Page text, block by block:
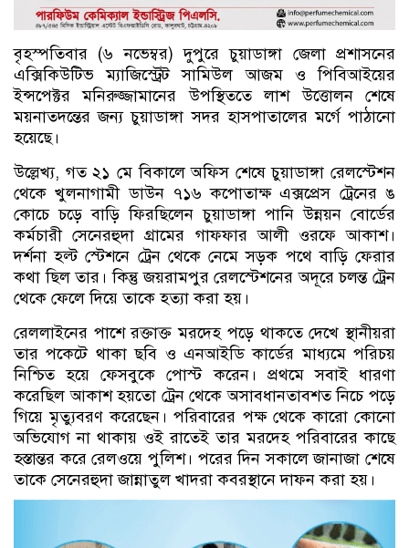
বৃহস্পতিবার (৬ নভেম্বর) দুপুরে চুয়াডাঙ্গা জেলা প্রশাসনের
এক্সিকিউটিভ ম্যাজিস্ট্রেট সামিউল আজম ও পিবিআইয়ের
ইন্সপেক্টর মনিরুজ্জামানের উপস্থিততে লাশ উত্তোলন শেষে
ময়নাতদন্তের জন্য চুয়াডাঙ্গা সদর হাসপাতালের মর্গে পাঠানো
হয়েছে।
উল্লেখ্য, গত ২১ মে বিকালে অফিস শেষে চুয়াডাঙ্গা রেলস্টেশন
থেকে খুলনাগামী ডাউন ৭১৬ কপোতাক্ষ এক্সপ্রেস ট্রেনের ঙ
কোচে চড়ে বাড়ি ফিরছিলেন চুয়াডাঙ্গা পানি উন্নয়ন বোর্ডের
কর্মচারী সেনেরহুদা গ্রামের গাফফার আলী ওরফে আকাশ।
দর্শনা হল্ট স্টেশনে ট্রেন থেকে নেমে সড়ক পথে বাড়ি ফেরার
কথা ছিল তার। কিন্তু জয়রামপুর রেলস্টেশনের অদূরে চলন্ত ট্রেন
থেকে ফেলে দিয়ে তাকে হত্যা করা হয়।
রেললাইনের পাশে রক্তাক্ত মরদেহ পড়ে থাকতে দেখে স্থানীয়রা
তার পকেটে থাকা ছবি ও এনআইডি কার্ডের মাধ্যমে পরিচয়
নিশ্চিত হয়ে ফেসবুকে পোস্ট করেন। প্রথমে সবাই ধারণা
করেছিল আকাশ হয়তো ট্রেন থেকে অসাবধানতাবশত নিচে পড়ে
গিয়ে মৃত্যুবরণ করেছেন। পরিবারের পক্ষ থেকে কারো কোনো
অভিযোগ না থাকায় ওই রাতেই তার মরদেহ পরিবারের কাছে
হস্তান্তর করে রেলওয়ে পুলিশ। পরের দিন সকালে জানাজা শেষে
তাকে সেনেরহুদা জান্নাতুল খাদরা কবরস্থানে দাফন করা হয়।